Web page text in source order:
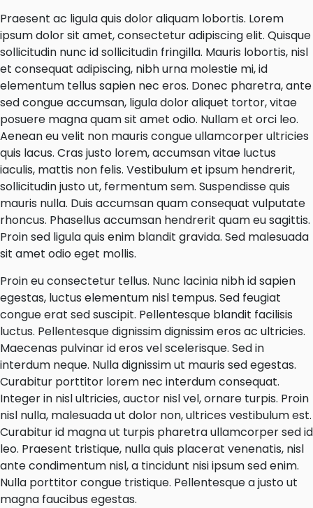
Praesent ac ligula quis dolor aliquam lobortis. Lorem
ipsum dolor sit amet, consectetur adipiscing elit. Quisque
sollicitudin nunc id sollicitudin fringilla. Mauris lobortis, nisl
et consequat adipiscing, nibh urna molestie mi, id
elementum tellus sapien nec eros. Donec pharetra, ante
sed congue accumsan, ligula dolor aliquet tortor, vitae
posuere magna quam sit amet odio. Nullam et orci leo.
Aenean eu velit non mauris congue ullamcorper ultricies
quis lacus. Cras justo lorem, accumsan vitae luctus
iaculis, mattis non felis. Vestibulum et ipsum hendrerit,
sollicitudin justo ut, fermentum sem. Suspendisse quis
mauris nulla. Duis accumsan quam consequat vulputate
rhoncus. Phasellus accumsan hendrerit quam eu sagittis.
Proin sed ligula quis enim blandit gravida. Sed malesuada
sit amet odio eget mollis.
Proin eu consectetur tellus. Nunc lacinia nibh id sapien
egestas, luctus elementum nisl tempus. Sed feugiat
congue erat sed suscipit. Pellentesque blandit facilisis
luctus. Pellentesque dignissim dignissim eros ac ultricies.
Maecenas pulvinar id eros vel scelerisque. Sed in
interdum neque. Nulla dignissim ut mauris sed egestas.
Curabitur porttitor lorem nec interdum consequat.
Integer in nisl ultricies, auctor nisl vel, ornare turpis. Proin
nisl nulla, malesuada ut dolor non, ultrices vestibulum est.
Curabitur id magna ut turpis pharetra ullamcorper sed id
leo. Praesent tristique, nulla quis placerat venenatis, nisl
ante condimentum nisl, a tincidunt nisi ipsum sed enim.
Nulla porttitor congue tristique. Pellentesque a justo ut
magna faucibus egestas.